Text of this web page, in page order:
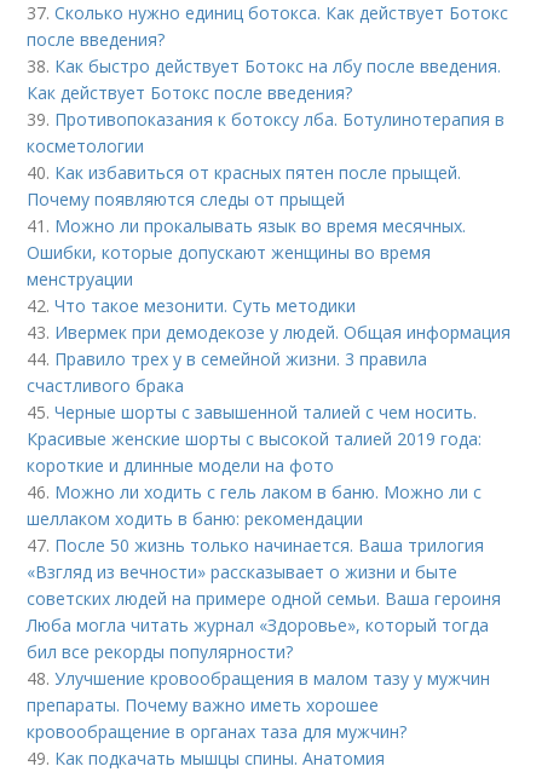
37.Сколько нужно единиц ботокса. Как действует Ботокс
после введения?
38. Как быстро действует Ботокс на лбу после введения.
Как действует Ботокс после введения?
39. Противопоказания к ботоксу лба. Ботулинотерапия в
косметологии
40. Как избавиться от красных пятен после прыщей.
Почему появляются следы от прыщей
41. Можно ли прокалывать язык во время месячных.
Ошибки, которые допускают женщины во время
менструации
42.Что такое мезонити. Суть методики
43. Ивермек при демодекозе у людей. Общая информация
44. Правило трех у в семейной жизни. 3 правила
счастливого брака
45.Черные шорты с завышенной талией с чем носить.
Красивые женские шорты с высокой талией 2019 года:
короткие и длинные модели на фото
46. Можно ли ходить с гель лаком в баню. Можно ли с
шеллаком ходить в баню: рекомендации
47. После 50 жизнь только начинается. Ваша трилогия
«Взгляд из вечности» рассказывает о жизни и быте
советских людей на примере одной семьи. Ваша героиня
Люба могла читать журнал «Здоровье», который тогда
бил все рекорды популярности?
48.Улучшение кровообращения в малом тазу у мужчин
препараты. Почему важно иметь хорошее
кровообращение в органах таза для мужчин?
49. Как подкачать мышцы спины. Анатомия